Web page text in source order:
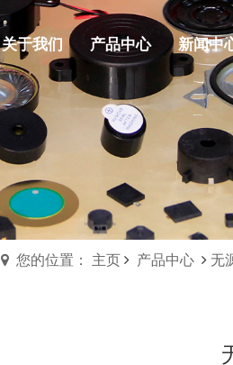
关于我们 产品中心 新闻中
您的位置： 主页 产品中心 无